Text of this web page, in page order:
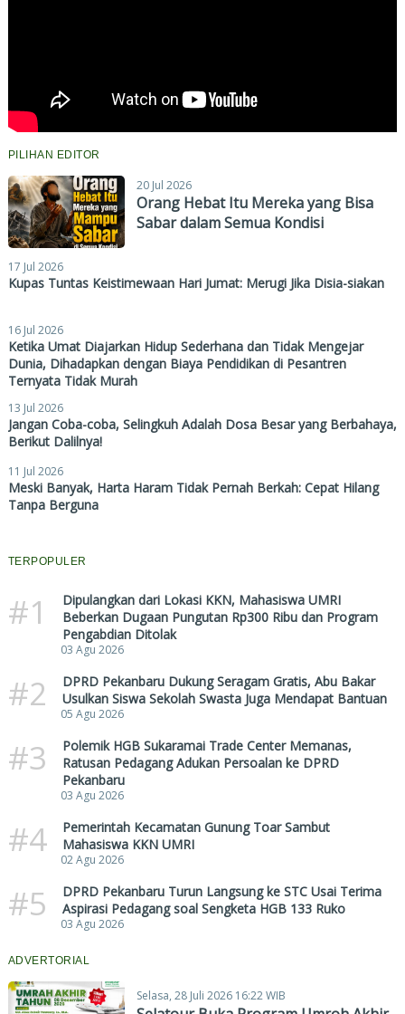
PILIHAN EDITOR
20 Jul 2026
Orang Hebat Itu Mereka yang Bisa
Sabar dalam Semua Kondisi
17 Jul 2026
Kupas Tuntas Keistimewaan Hari Jumat: Merugi Jika Disia-siakan
16 Jul 2026
Ketika Umat Diajarkan Hidup Sederhana dan Tidak Mengejar
Dunia, Dihadapkan dengan Biaya Pendidikan di Pesantren
Ternyata Tidak Murah
13 Jul 2026
Jangan Coba-coba, Selingkuh Adalah Dosa Besar yang Berbahaya,
Berikut Dalilnya!
11 Jul 2026
Meski Banyak, Harta Haram Tidak Pernah Berkah: Cepat Hilang
Tanpa Berguna
TERPOPULER
#1
Dipulangkan dari Lokasi KKN, Mahasiswa UMRI
Beberkan Dugaan Pungutan Rp300 Ribu dan Program
Pengabdian Ditolak
03 Agu 2026
#2
DPRD Pekanbaru Dukung Seragam Gratis, Abu Bakar
Usulkan Siswa Sekolah Swasta Juga Mendapat Bantuan
05 Agu 2026
#3
Polemik HGB Sukaramai Trade Center Memanas,
Ratusan Pedagang Adukan Persoalan ke DPRD
Pekanbaru
03 Agu 2026
#4
Pemerintah Kecamatan Gunung Toar Sambut
Mahasiswa KKN UMRI
02 Agu 2026
#5
DPRD Pekanbaru Turun Langsung ke STC Usai Terima
Aspirasi Pedagang soal Sengketa HGB 133 Ruko
03 Agu 2026
ADVERTORIAL
Selasa, 28 Juli 2026 16:22 WIB